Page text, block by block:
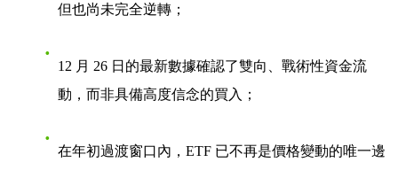
但也尚未完全逆轉；
12 月 26 日的最新數據確認了雙向、戰術性資金流
動，而非具備高度信念的買入；
在年初過渡窗口內，ETF 已不再是價格變動的唯一邊